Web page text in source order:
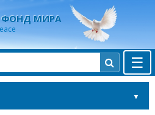
ФОНД МИРА
☰
